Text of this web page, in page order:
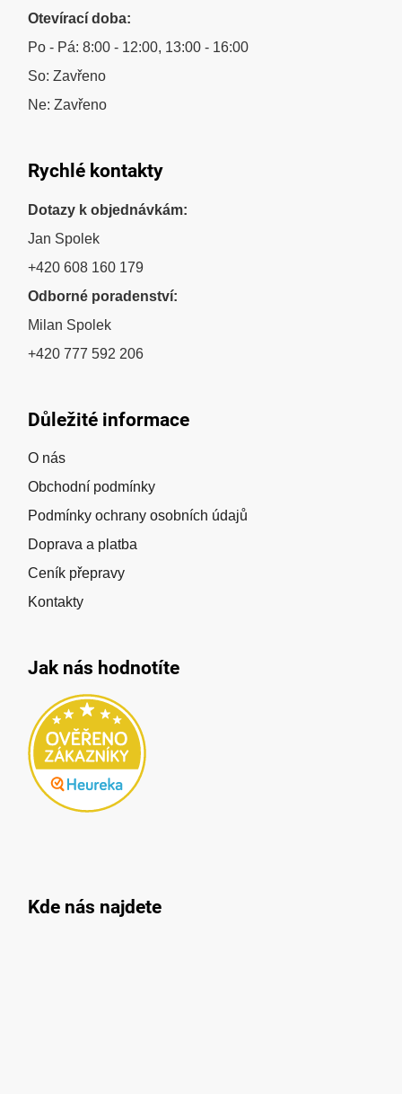
Otevírací doba:
Po - Pá: 8:00 - 12:00, 13:00 - 16:00
So: Zavřeno
Ne: Zavřeno
Rychlé kontakty
Dotazy k objednávkám:
Jan Spolek
+420 608 160 179
Odborné poradenství:
Milan Spolek
+420 777 592 206
Důležité informace
O nás
Obchodní podmínky
Podmínky ochrany osobních údajů
Doprava a platba
Ceník přepravy
Kontakty
Jak nás hodnotíte
Kde nás najdete